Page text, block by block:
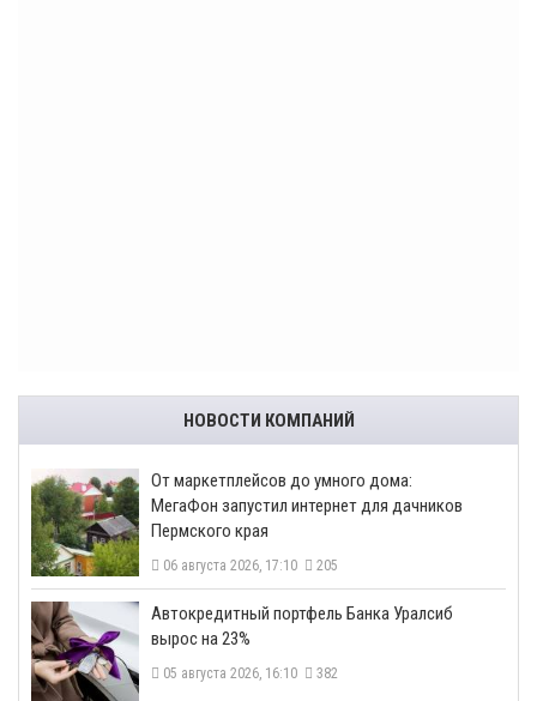
НОВОСТИ КОМПАНИЙ
От маркетплейсов до умного дома:
МегаФон запустил интернет для дачников
Пермского края
06 августа 2026, 17:10 205
​Автокредитный портфель Банка Уралсиб
вырос на 23%
05 августа 2026, 16:10 382